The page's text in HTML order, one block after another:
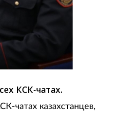
КСК-чатах.
чатах казахстанцев,